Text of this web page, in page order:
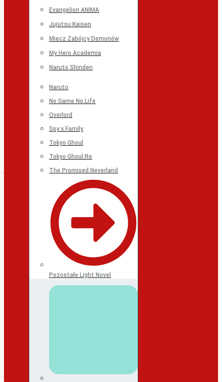
Evangelion ANIMA
Jujutsu Kaisen
Miecz Zabójcy Demonów
My Hero Academia
Naruto Shinden
Naruto
No Game No Life
Overlord
Spy x Family
Tokyo Ghoul
Tokyo Ghoul:Re
The Promised Neverland
Pozostałe Light Novel